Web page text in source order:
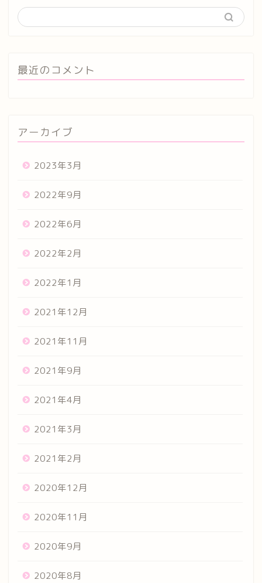
最近のコメント
アーカイブ
2023年3月
2022年9月
2022年6月
2022年2月
2022年1月
2021年12月
2021年11月
2021年9月
2021年4月
2021年3月
2021年2月
2020年12月
2020年11月
2020年9月
2020年8月